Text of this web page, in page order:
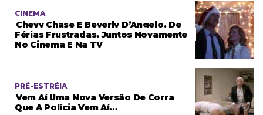
CINEMA
Chevy Chase E Beverly D’Angelo, De
Férias Frustradas, Juntos Novamente
No Cinema E Na TV
PRÉ-ESTRÉIA
Vem Aí Uma Nova Versão De Corra
Que A Polícia Vem Aí…